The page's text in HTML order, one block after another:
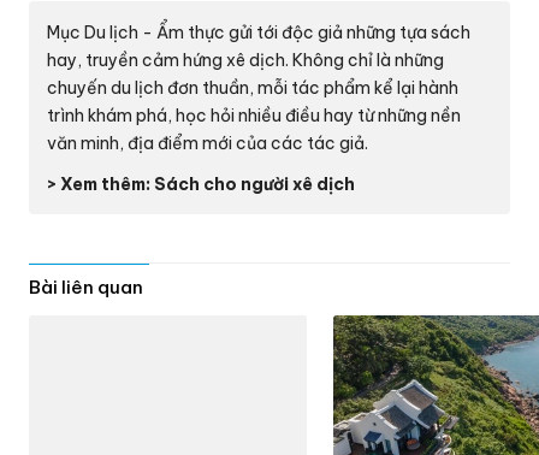
Mục Du lịch - Ẩm thực gửi tới độc giả những tựa sách
hay, truyền cảm hứng xê dịch. Không chỉ là những
chuyến du lịch đơn thuần, mỗi tác phẩm kể lại hành
trình khám phá, học hỏi nhiều điều hay từ những nền
văn minh, địa điểm mới của các tác giả.
> Xem thêm: Sách cho người xê dịch
Bài liên quan